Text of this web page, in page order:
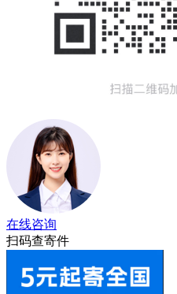
在线咨询
扫码查寄件